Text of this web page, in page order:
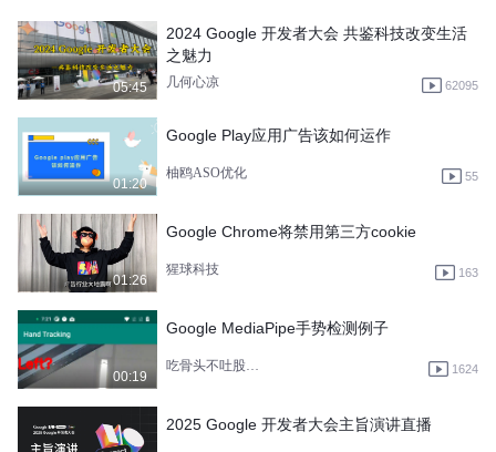
05:45
2024 Google 开发者大会 共鉴科技改变生活
之魅力
几何心凉 62095
01:20
Google Play应用广告该如何运作
柚鸥ASO优化 55
01:26
Google Chrome将禁用第三方cookie
猩球科技 163
00:19
Google MediaPipe手势检测例子
吃骨头不吐股骨头皮 1624
2025 Google 开发者大会主旨演讲直播